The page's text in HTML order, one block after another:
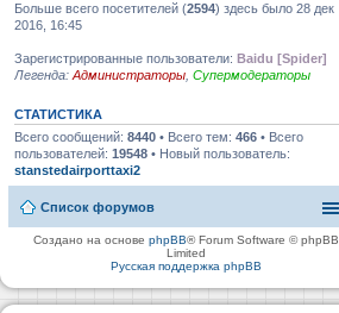
Больше всего посетителей (2594) здесь было 28 дек
2016, 16:45
Зарегистрированные пользователи: Baidu [Spider]
Легенда: Администраторы Супермодераторы
СТАТИСТИКА
Всего сообщений: 8440 • Всего тем: 466 • Всего
пользователей: 19548 • Новый пользователь:
stanstedairporttaxi2
Список форумов
Создано на основеphpBB® Forum Software © phpBB
Limited
Русская поддержка phpBB